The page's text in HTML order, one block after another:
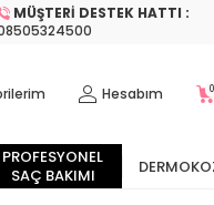
MÜŞTERI DESTEK HATTI :
Hesabım 0
PROFESYONEL
SAÇ BAKIMI